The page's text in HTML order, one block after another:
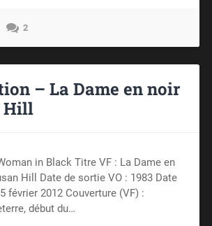
2
– La Dame en noir
Hill
in Black Titre VF : La Dame en
Hill Date de sortie VO : 1983 Date
février 2012 Couverture (VF) :
début du…